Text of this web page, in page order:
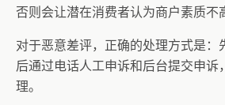
否则会让潜在消费者认为商户素质不
对于恶意差评，正确的处理方式是：
后通过电话人工申诉和后台提交申诉
理。